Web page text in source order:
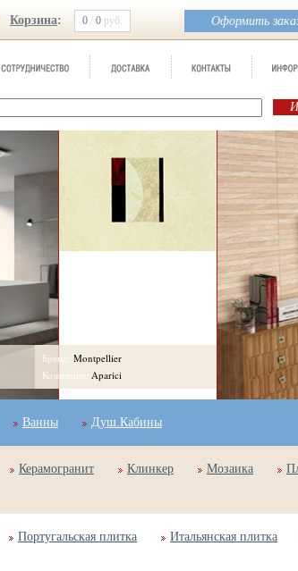
Оформить
Корзина: 0 / 0 руб.
Бренд:Sahara
Коллекция:Gayafores
Ванны Душ.Кабины
Керамогранит Клинкер Мозаика
Португальская плитка Итальянская плитка